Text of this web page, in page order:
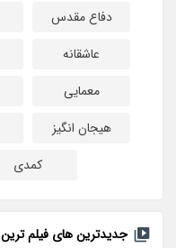
دفاع مقدس
عاشقانه
معمایی
هیجان انگیز
کمدی
جدیدترین های فیلم ترین